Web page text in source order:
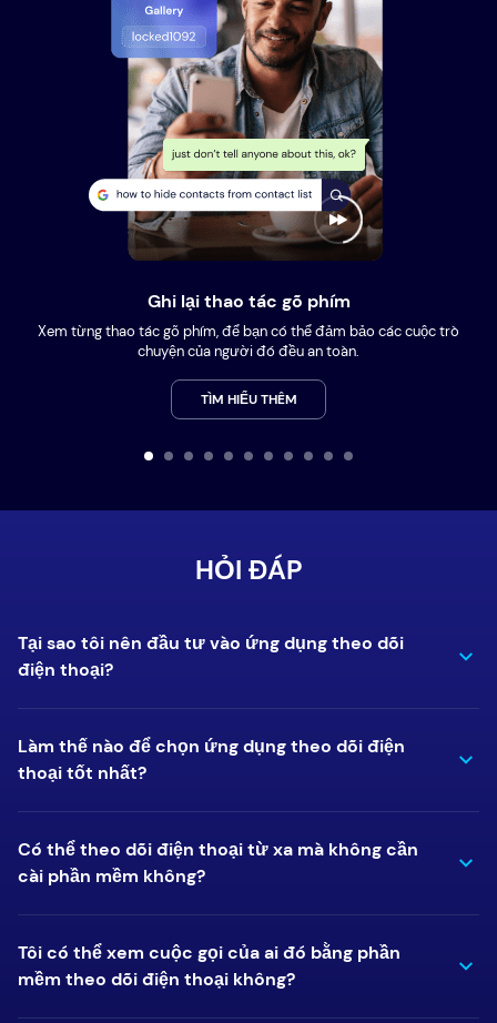
Ghi lại thao tác gõ phím
Xem từng thao tác gõ phím, để bạn có thể đảm bảo các cuộc trò
chuyện của người đó đều an toàn.
TÌM HIỂU THÊM
HỎI ĐÁP
Tại sao tôi nên đầu tư vào ứng dụng theo dõi
điện thoại?
Làm thế nào để chọn ứng dụng theo dõi điện
thoại tốt nhất?
Có thể theo dõi điện thoại từ xa mà không cần
cài phần mềm không?
Tôi có thể xem cuộc gọi của ai đó bằng phần
mềm theo dõi điện thoại không?